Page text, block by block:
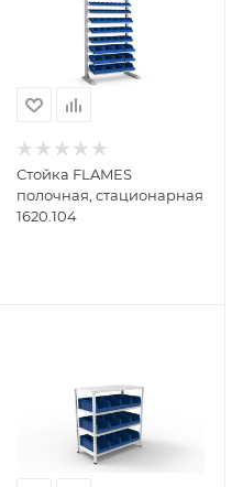
Стойка FLAMES
полочная, стационарная
1620.104